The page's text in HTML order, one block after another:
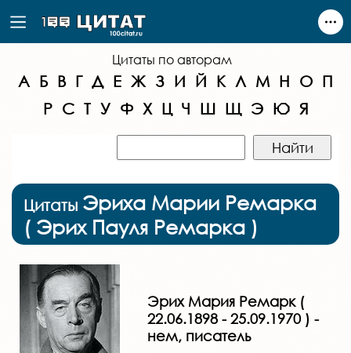
Цитаты по авторам
А Б В Г Д Е Ж З И Й К Л М Н О П
Р С Т У Ф Х Ц Ч Ш Щ Э Ю Я
Цитаты Эриха Марии Ремарка
( Эрих Пауля Ремарка )
Эрих Мария Ремарк (
22.06.1898 - 25.09.1970 ) -
нем, писатель